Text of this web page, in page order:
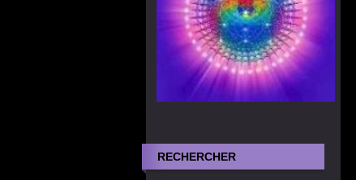
RECHERCHER